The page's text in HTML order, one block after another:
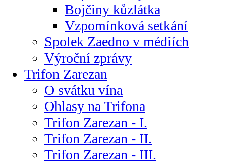
Bojčiny kůzlátka
Vzpomínková setkání
Spolek Zaedno v médiích
Výroční zprávy
Trifon Zarezan
O svátku vína
Ohlasy na Trifona
Trifon Zarezan - I.
Trifon Zarezan - II.
Trifon Zarezan - III.